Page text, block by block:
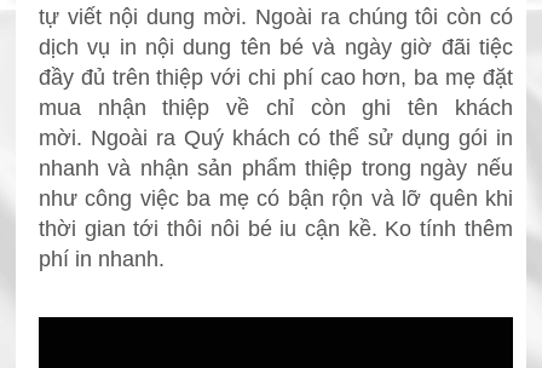
tự viết nội dung mời. Ngoài ra chúng tôi còn có
dịch vụ in nội dung tên bé và ngày giờ đãi tiệc
đầy đủ trên thiệp với chi phí cao hơn, ba mẹ đặt
mua nhận thiệp về chỉ còn ghi tên khách
mời. Ngoài ra Quý khách có thể sử dụng gói in
nhanh và nhận sản phẩm thiệp trong ngày nếu
như công việc ba mẹ có bận rộn và lỡ quên khi
thời gian tới thôi nôi bé iu cận kề. Ko tính thêm
phí in nhanh.